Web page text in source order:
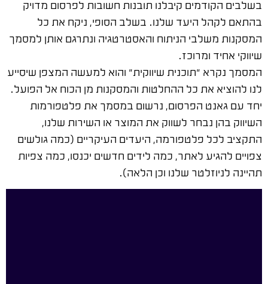
בשלבים הקודמים קיבלנו תובנות חשובות לפרסום מדויק
בהתאם לקהל היעד שלנו. בשלב הסופי, ניקח את כל
המסקנות משלבי הניתוח והאסטרטגיה ונתרגם אותן למסמך
שיווקי אחיד ומרוכז.
המסמך נקרא "תוכנית שיווקית" והוא למעשה המצפן שיסייע
לנו להוציא את כל ההחלטות והמסקנות מן הכוח אל הפועל.
יחד עם גאנט הפרסום, נרשום במסמך את פלטפורמות
השיווק בהן נבחר לשווק את המוצר או השירות שלנו,
התקציב לכל פלטפורמה, היעדים העיקריים (כמה גולשים
צפויים להגיע לאתר, כמה לידים חדשים יכנסו, כמה צפיות
תהיינה לניוזלטר שלנו וכן הלאה).